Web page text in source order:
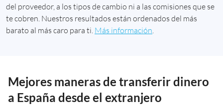
del proveedor, a los tipos de cambio ni a las comisiones que se
te cobren. Nuestros resultados están ordenados del más
barato al más caro para ti. Más información
Mejores maneras de transferir dinero
a España desde el extranjero